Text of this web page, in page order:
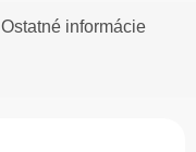
Ostatné informácie